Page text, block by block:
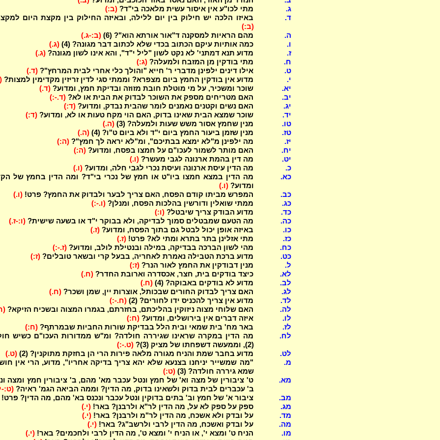
ג.
מתי לכו"ע אין איסור עשית מלאכה בי"ד?(ב:)
ד.
באיזו הלכה יש חילוק בין יום ללילה, ובאיזה החילוק בין מקצת היום
(ב:)
ה.
מהם הראיות למסקנה ד"אור אורתא הוא"? (6)
(ב:-ג.)
ו.
כמה אותיות עיקם הכתוב בכדי שלא לכתוב דבר מגונה? (4)
(ג.)
ז.
מדוע תנא דמתני' לא נקט לשון "ליל י"ד", והא אינו לשון מגונה?(ג.)
ח.
מתי בודקין מן המזבח ולמעלה?(ג:)
ט.
אילו דינים ילפינן מדברי ר' חייא "והולך כלי אחרי לבית המרחץ"?(ד.)
י.
מדוע אין בודקין החמץ ביום מצפרא? וממתי סגי לדין זריזין מקדימין למצות?
יא.
שוכר ומשכיר, על מי מוטלת חובת מזוזה ובדיקת חמץ, ומדוע?(ד.)
יב.
האם מטריחים מספק את השוכר לבדוק את הבית או לא?(ד.-:)
יג.
האם נשים וקטנים נאמנים לומר שהבית נבדק, ומדוע?(ד:)
יד.
שוכר שמצא הבית שאינו בדוק, האם הוי מקח טעות או לא, ומדוע?(ד:)
טו.
מנין שחמץ אסור משש שעות ולמעלה? (3)
(ה.)
טז.
מנין שזמן ביעור החמץ ביום י"ד ולא ביום ט"ו? (4)
(ה.)
יז.
מה ילפינן מ"לא ימצא בבתיכם", ומ"לא יראה לך חמץ"?(ה:)
יח.
האם מותר לשמור לעכו"ם על חמצו בפסח, ומדוע?(ה:)
יט.
מה דין בהמת ארנונה לגבי מעשר?(ו.)
כ.
מה הדין עיסת ארנונה ועיסת נכרי לגבי חלה, ומדוע?(ו.)
כא.
מה הדין במצא חמצו ביו"ט או חמץ של נכרי בי"ד? ומה הדין בחמץ של
ומדוע? (ו.)
כב.
המפרש מביתו קודם הפסח, האם צריך לבער ולבדוק את החמץ? פרט!(ו.)
כג.
ממתי שואלין ודורשין בהלכות הפסח, ומנלן?(ו.-:)
כד.
מדוע הבודק צריך שיבטל?(ו:)
כה.
מה הטעם שמבטלים סמוך לבדיקה, ולא בבוקר י"ד או בשעה שישית?(ו:-ז.)
כו.
באיזה אופן יכול לבטל גם בתוך הפסח, ומדוע?(ז.)
כז.
מתי אזלינן בתר בתרא ומתי לא? פרט!(ז.)
כח.
מהי לשון הברכה בבדיקה, במילה ובנטילת לולב, ומדוע?(ז.-:)
כט.
מדוע ברכת הטבילה נאמרת לאחריה, בבעל קרי ובשאר טובלים?(ז:)
ל.
מנין דבודקין את החמץ לאור הנר?(ז:)
לא.
כיצד בודקים בית, חצר, אכסדרה וארובת החדר?(ח.)
לב.
מדוע לא בודקים באבוקה? (4)
(ח.)
לג.
האם צריך לבדוק החורים שבכותל, אוצרות יין, שמן ושכר?(ח.)
לד.
מדוע אין צריך להכניס ידו לחורים? (2)
(ח.-:)
לה.
האם שלוחי מצוה ניזוקין בהליכתם, בחזרתם, בגמרו המצוה ובשכיח הזיקא?
לו.
איזה דברים אין בירושלים, ומדוע?(ח:)
לז.
באר מח' בית שמאי ובית הלל בבדיקת שורות החביות שבמרתף?(ח:)
לח.
מה הדין במקרה שראינו שגיררה חולדה? ומ"ש ממדורות העכו"ם כשיש
(2), וממעשה דשפחתו של מציק (3)?
(ט.-:)
לט.
מדוע בחבר שמת והניח מגורה מלאה פירות הרי הן בחזקת מתוקנין? (2)
(ט.)
מ.
"מה שמשייר יניחנו בצנעא שלא יהא צריך בדיקה אחריו", מדוע, הרי אין
שמא גיררה חולדה? (3)
(ט:)
מא.
ט' ציבורין של מצה וא' של חמץ ונטל עכבר מא' מהם, ב' ציבורין חמץ ומצה
ב' עכברים לבית בדוק ולשאינו בדוק, מה הדין? וממה הביאה הגמ' ראיה? (ט:-
מב.
ציבור א' של חמץ וב' בתים בדוקין ונטל עכבר ונכנס בא' מהם, מה הדין?
מג.
ספק על ספק לא על, מה הדין לר"א ולרבנן? באר!(י.)
מד.
על ובדק ולא אשכח, מה הדין לר"מ ולרבנן? באר!(י.)
מה.
על ובדק ואשכח, מה הדין לרבי ולרשב"ג? באר!(י.)
מו.
הניח ט' ומצא י', או הניח י' ומצא ט', מה הדין לרבי ולחכמים? באר!(י.)